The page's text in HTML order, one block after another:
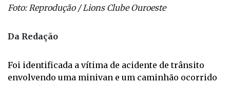
Foi identificada a vítima de acidente de trânsito